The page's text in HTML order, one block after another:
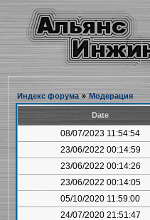
Индекс форума » Модерация
Date
08/07/2023 11:54:54
23/06/2022 00:14:59
23/06/2022 00:14:26
23/06/2022 00:14:05
05/10/2020 11:59:00
24/07/2020 21:51:47